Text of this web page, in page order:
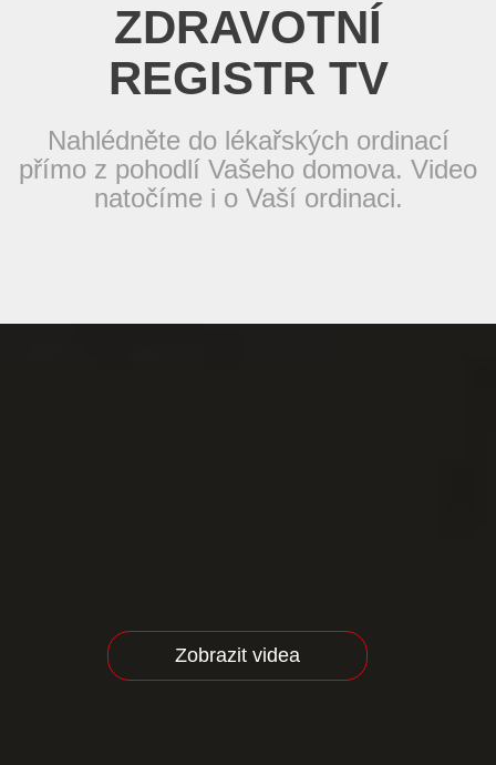
ZDRAVOTNÍ
REGISTR TV
Nahlédněte do lékařských ordinací
přímo z pohodlí Vašeho domova. Video
natočíme i o Vaší ordinaci.
Zobrazit videa